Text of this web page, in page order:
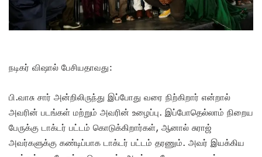
நடிகர் விஷால் பேசியதாவது:
பி.வாசு சார் அன்றிலிருந்து இப்போது வரை நிற்கிறார் என்றால்
அவரின் படங்கள் மற்றும் அவரின் உழைப்பு. இப்போதெல்லாம் நிறைய
பேருக்கு டாக்டர் பட்டம் கொடுக்கிறார்கள், ஆனால் சுராஜ்
அவர்களுக்கு கண்டிப்பாக டாக்டர் பட்டம் தரணும். அவர் இயக்கிய